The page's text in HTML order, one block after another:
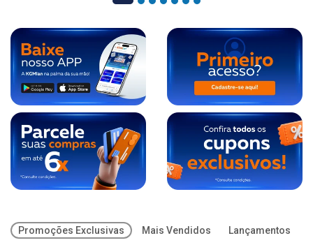
Promoções Exclusivas Mais Vendidos Lançamentos